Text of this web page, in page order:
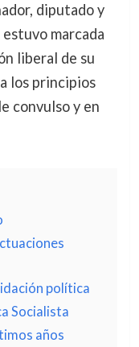
diputado y
marcada
liberal de su
los principios
convulso y en
política
Socialista
años